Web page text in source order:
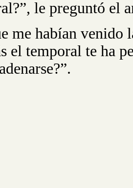
le preguntó el
me habían venido
el temporal te ha